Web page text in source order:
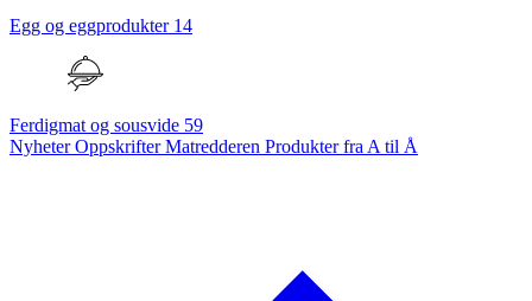
Egg og eggprodukter 14
Ferdigmat og sousvide 59
NyheterOppskrifterMatredderen Produkter fra A til Å